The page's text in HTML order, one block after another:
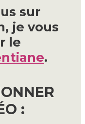
sur
je vous
le
.
: